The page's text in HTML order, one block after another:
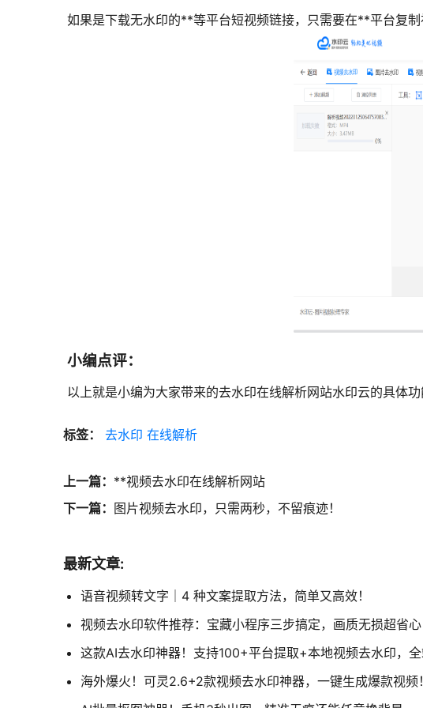
如果是下载无水印的**等平台短视频链接，只需要在**平台复
小编点评：
以上就是小编为大家带来的去水印在线解析网站水印云的具体
标签： 去水印 在线解析
上一篇： **视频去水印在线解析网站
下一篇： 图片视频去水印，只需两秒，不留痕迹！
最新文章:
语音视频转文字｜4 种文案提取方法，简单又高效！
视频去水印软件推荐：宝藏小程序三步搞定，画质无损超省心
这款AI去水印神器！支持100+平台提取+本地视频去水印，全
海外爆火！可灵2.6+2款视频去水印神器，一键生成爆款视频！